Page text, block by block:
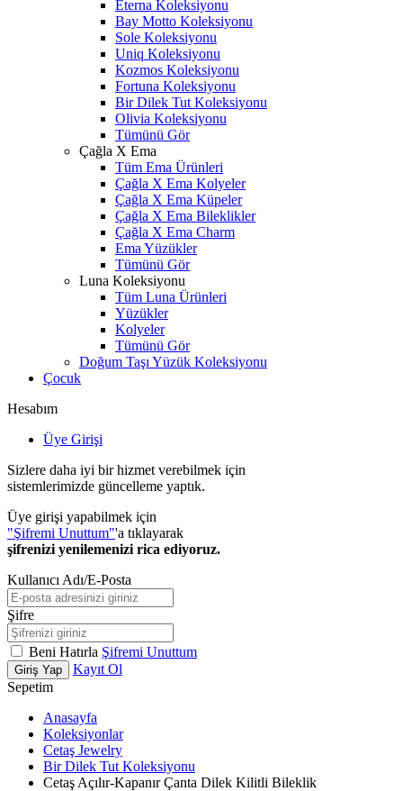
Eterna Koleksiyonu
Bay Motto Koleksiyonu
Sole Koleksiyonu
Uniq Koleksiyonu
Kozmos Koleksiyonu
Fortuna Koleksiyonu
Bir Dilek Tut Koleksiyonu
Olivia Koleksiyonu
Tümünü Gör
Çağla X Ema
Tüm Ema Ürünleri
Çağla X Ema Kolyeler
Çağla X Ema Küpeler
Çağla X Ema Bileklikler
Çağla X Ema Charm
Ema Yüzükler
Tümünü Gör
Luna Koleksiyonu
Tüm Luna Ürünleri
Yüzükler
Kolyeler
Tümünü Gör
Doğum Taşı Yüzük Koleksiyonu
Çocuk
Hesabım
Üye Girişi
Sizlere daha iyi bir hizmet verebilmek için
sistemlerimizde güncelleme yaptık.
Üye girişi yapabilmek için
"Şifremi Unuttum"'a tıklayarak
şifrenizi yenilemenizi rica ediyoruz.
Kullanıcı Adı/E-Posta
Şifre
Beni Hatırla Şifremi Unuttum
Giriş Yap
Kayıt Ol
Sepetim
Anasayfa
Koleksiyonlar
Cetaş Jewelry
Bir Dilek Tut Koleksiyonu
Cetaş Açılır-Kapanır Çanta Dilek Kilitli Bileklik